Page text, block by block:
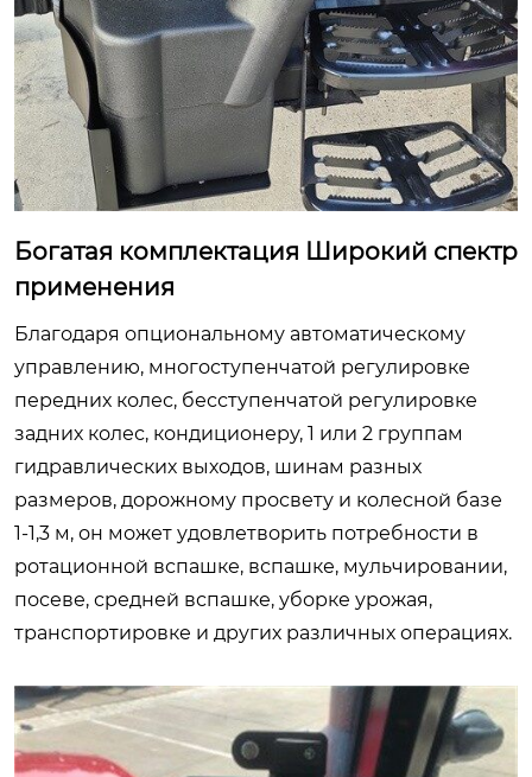
Богатая комплектация Широкий спектр
применения
Благодаря опциональному автоматическому
управлению, многоступенчатой регулировке
передних колес, бесступенчатой регулировке
задних колес, кондиционеру, 1 или 2 группам
гидравлических выходов, шинам разных
размеров, дорожному просвету и колесной базе
1-1,3 м, он может удовлетворить потребности в
ротационной вспашке, вспашке, мульчировании,
посеве, средней вспашке, уборке урожая,
транспортировке и других различных операциях.